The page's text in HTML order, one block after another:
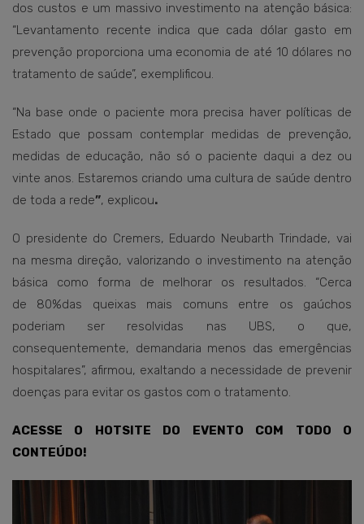
dos custos e um massivo investimento na atenção básica:
“Levantamento recente indica que cada dólar gasto em
prevenção proporciona uma economia de até 10 dólares no
tratamento de saúde”, exemplificou.
“Na base onde o paciente mora precisa haver políticas de
Estado que possam contemplar medidas de prevenção,
medidas de educação, não só o paciente daqui a dez ou
vinte anos. Estaremos criando uma cultura de saúde dentro
de toda a rede”, explicou.
O presidente do Cremers, Eduardo Neubarth Trindade, vai
na mesma direção, valorizando o investimento na atenção
básica como forma de melhorar os resultados. “Cerca
de 80%das queixas mais comuns entre os gaúchos
poderiam ser resolvidas nas UBS, o que,
consequentemente, demandaria menos das emergências
hospitalares”, afirmou, exaltando a necessidade de prevenir
doenças para evitar os gastos com o tratamento.
ACESSE O HOTSITE DO EVENTO COM TODO O
CONTEÚDO!